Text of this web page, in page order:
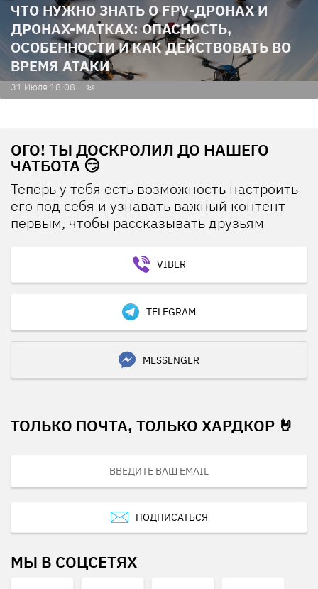
ЧТО НУЖНО ЗНАТЬ О FPV-ДРОНАХ И
ДРОНАХ-МАТКАХ: ОПАСНОСТЬ,
ОСОБЕННОСТИ И КАК ДЕЙСТВОВАТЬ ВО
ВРЕМЯ АТАКИ
31 Июля 18:08
ОГО! ТЫ ДОСКРОЛИЛ ДО НАШЕГО
ЧАТБОТА 😏
Теперь у тебя есть возможность настроить
его под себя и узнавать важный контент
первым, чтобы рассказывать друзьям
VIBER
TELEGRAM
MESSENGER
ТОЛЬКО ПОЧТА, ТОЛЬКО ХАРДКОР 🤘
ПОДПИСАТЬСЯ
МЫ В СОЦСЕТЯХ